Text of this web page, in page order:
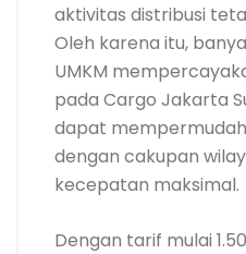
aktivitas distribusi
Oleh karena itu,
UMKM
pada Cargo Jakarta
dapat
dengan cakupan
kecepatan maksimal.
Dengan tarif mulai